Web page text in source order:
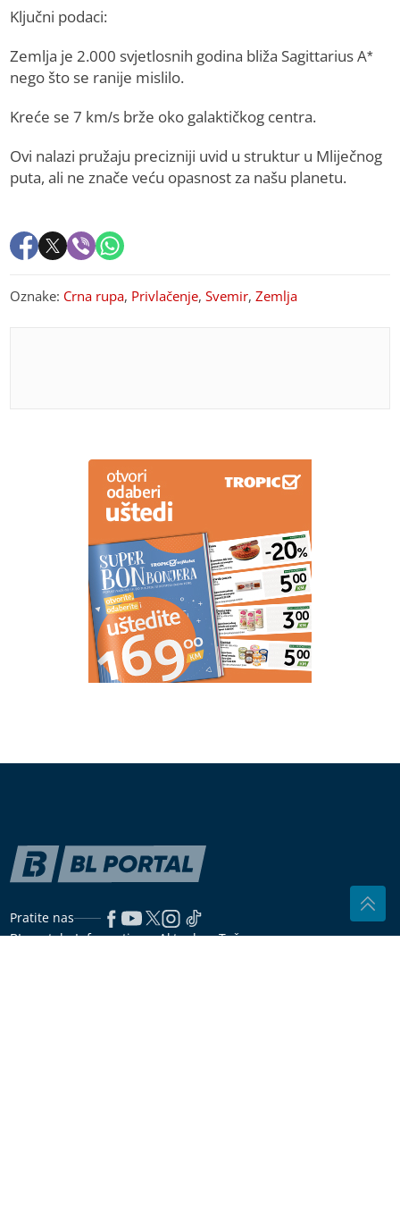
Ključni podaci:
Zemlja je 2.000 svjetlosnih godina bliža Sagittarius A*
nego što se ranije mislilo.
Kreće se 7 km/s brže oko galaktičkog centra.
Ovi nalazi pružaju precizniji uvid u struktur u Mliječnog
puta, ali ne znače veću opasnost za našu planetu.
Oznake: Crna rupa, Privlačenje,Svemir,Zemlja
Pratite nas
BL portal - Informativno, Aktuelno, Tačno